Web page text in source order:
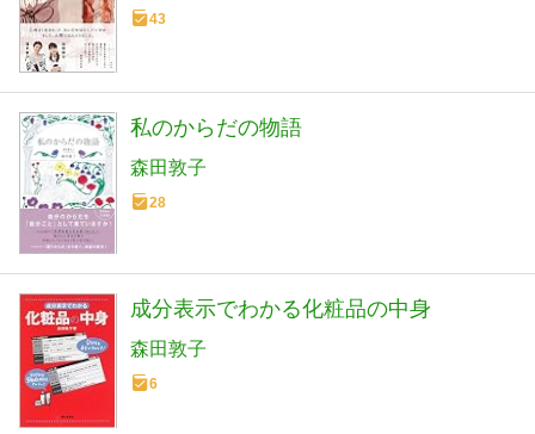
43
私のからだの物語
森田敦子
28
成分表示でわかる化粧品の中身
森田敦子
6